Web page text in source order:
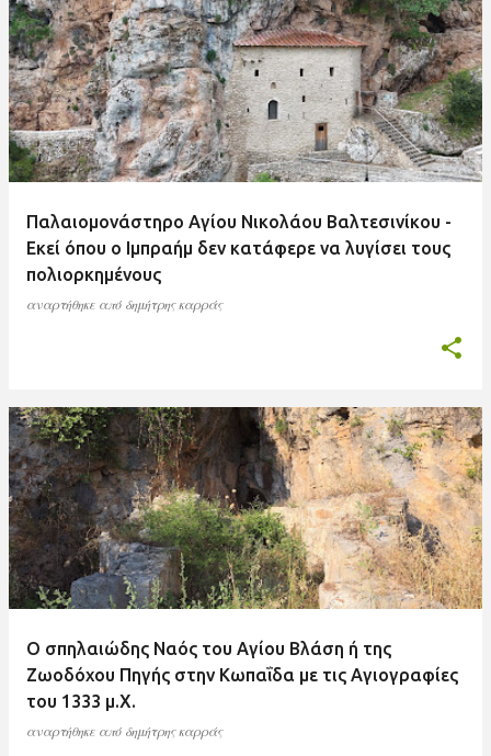
Α
ν
α
ρ
τ
ή
Παλαιομονάστηρο Αγίου Νικολάου Βαλτεσινίκου -
Εκεί όπου ο Ιμπραήμ δεν κατάφερε να λυγίσει τους
πολιορκημένους
αναρτήθηκε από δημήτρης καρράς
Ο σπηλαιώδης Ναός του Αγίου Βλάση ή της
Ζωοδόχου Πηγής στην Κωπαΐδα με τις Αγιογραφίες
του 1333 μ.Χ.
αναρτήθηκε από δημήτρης καρράς